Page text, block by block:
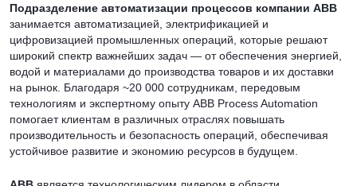
Подразделение автоматизации процессов компании ABB
занимается автоматизацией, электрификацией и
цифровизацией промышленных операций, которые решают
широкий спектр важнейших задач — от обеспечения энергией,
водой и материалами до производства товаров и их доставки
на рынок. Благодаря ~20 000 сотрудникам, передовым
технологиям и экспертному опыту ABB Process Automation
помогает клиентам в различных отраслях повышать
производительность и безопасность операций, обеспечивая
устойчивое развитие и экономию ресурсов в будущем.